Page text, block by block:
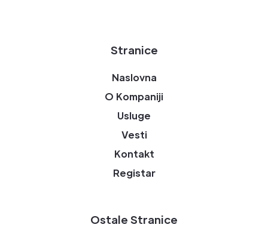
Stranice
Naslovna
O Kompaniji
Usluge
Vesti
Kontakt
Registar
Ostale Stranice